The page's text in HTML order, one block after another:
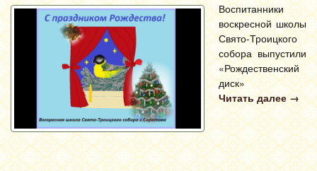
Воспитанники
воскресной школы
Свято-Троицкого
собора выпустили
«Рождественский
диск»
Читать далее →